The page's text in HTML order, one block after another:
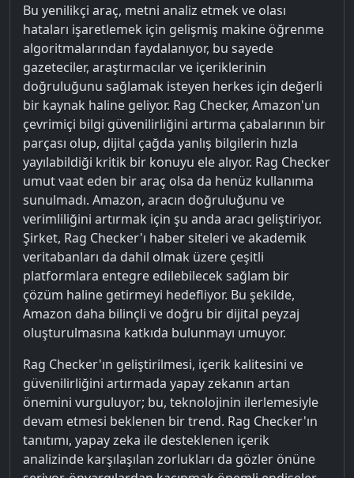
Bu yenilikçi araç, metni analiz etmek ve olası
hataları işaretlemek için gelişmiş makine öğrenme
algoritmalarından faydalanıyor, bu sayede
gazeteciler, araştırmacılar ve içeriklerinin
doğruluğunu sağlamak isteyen herkes için değerli
bir kaynak haline geliyor. Rag Checker, Amazon'un
çevrimiçi bilgi güvenilirliğini artırma çabalarının bir
parçası olup, dijital çağda yanlış bilgilerin hızla
yayılabildiği kritik bir konuyu ele alıyor. Rag Checker
umut vaat eden bir araç olsa da henüz kullanıma
sunulmadı. Amazon, aracın doğruluğunu ve
verimliliğini artırmak için şu anda aracı geliştiriyor.
Şirket, Rag Checker'ı haber siteleri ve akademik
veritabanları da dahil olmak üzere çeşitli
platformlara entegre edilebilecek sağlam bir
çözüm haline getirmeyi hedefliyor. Bu şekilde,
Amazon daha bilinçli ve doğru bir dijital peyzaj
oluşturulmasına katkıda bulunmayı umuyor.
Rag Checker'ın geliştirilmesi, içerik kalitesini ve
güvenilirliğini artırmada yapay zekanın artan
önemini vurguluyor; bu, teknolojinin ilerlemesiyle
devam etmesi beklenen bir trend. Rag Checker'ın
tanıtımı, yapay zeka ile desteklenen içerik
analizinde karşılaşılan zorlukları da gözler önüne